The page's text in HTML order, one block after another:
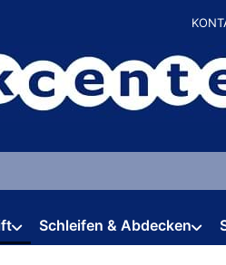
Sie tippen, erscheinen
Schleifen & Abdecken